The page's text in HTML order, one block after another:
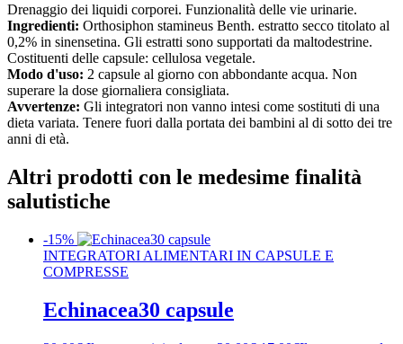
Drenaggio dei liquidi corporei. Funzionalità delle vie urinarie.
Ingredienti: Orthosiphon stamineus Benth. estratto secco titolato al
0,2% in sinensetina. Gli estratti sono supportati da maltodestrine.
Costituenti delle capsule: cellulosa vegetale.
Modo d'uso: 2 capsule al giorno con abbondante acqua. Non
superare la dose giornaliera consigliata.
Avvertenze: Gli integratori non vanno intesi come sostituti di una
dieta variata. Tenere fuori dalla portata dei bambini al di sotto dei tre
anni di età.
Altri prodotti con le medesime finalità
salutistiche
-15%
INTEGRATORI ALIMENTARI IN CAPSULE E
COMPRESSE
Echinacea30 capsule